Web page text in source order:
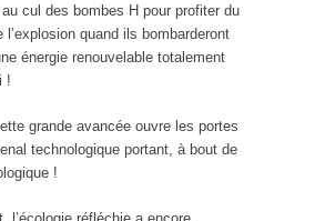
cul des bombes H pour profiter du
l’explosion quand ils bombarderont
énergie renouvelable totalement
!
grande avancée ouvre les portes
technologique portant, à bout de
!